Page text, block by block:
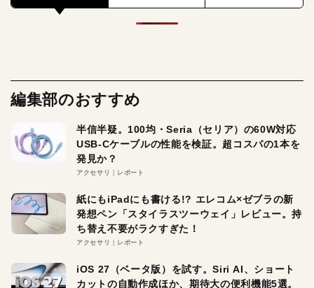
編集部のおすすめ
半信半疑。100均・Seria（セリア）の60W対応
USB-Cケーブルの性能を検証。超コスパの1本を
発見か？
アクセサリ レポート
紙にもiPadにも書ける!? エレコム×ゼブラの新
発想ペン「スタイラスツーウェイ」レビュー。持
ち替え不要がラクすぎた！
アクセサリ レポート
iOS 27（ベータ版）を試す。Siri AI、ショート
カットの自動作成ほか、期待大の便利機能5選。